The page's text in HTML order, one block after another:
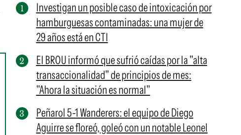
Investigan un posible caso de intoxicación por
hamburguesas contaminadas: una mujer de
29 años está en CTI
El BROU informó que sufrió caídas por la "alta
transaccionalidad" de principios de mes:
"Ahora la situación es normal"
Peñarol 5-1 Wanderers: el equipo de Diego
Aguirre se floreó, goleó con un notable Leonel